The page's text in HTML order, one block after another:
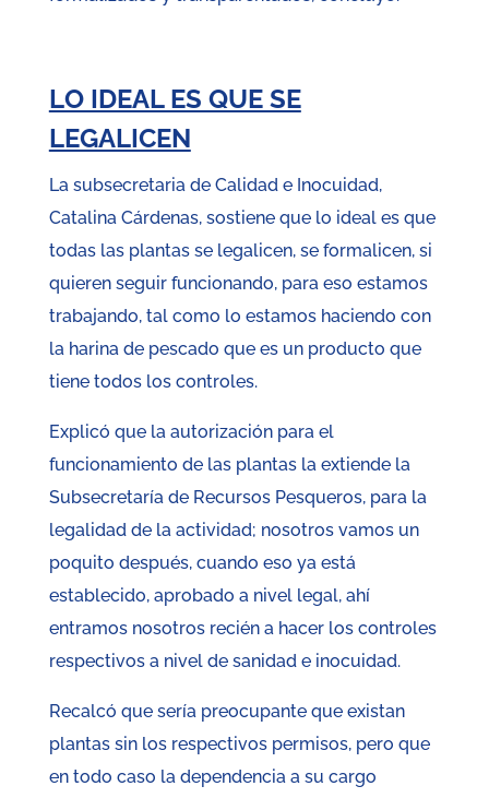
LO IDEAL ES QUE SE
LEGALICEN
La subsecretaria de Calidad e Inocuidad,
Catalina Cárdenas, sostiene que lo ideal es que
todas las plantas se legalicen, se formalicen, si
quieren seguir funcionando, para eso estamos
trabajando, tal como lo estamos haciendo con
la harina de pescado que es un producto que
tiene todos los controles.
Explicó que la autorización para el
funcionamiento de las plantas la extiende la
Subsecretaría de Recursos Pesqueros, para la
legalidad de la actividad; nosotros vamos un
poquito después, cuando eso ya está
establecido, aprobado a nivel legal, ahí
entramos nosotros recién a hacer los controles
respectivos a nivel de sanidad e inocuidad.
Recalcó que sería preocupante que existan
plantas sin los respectivos permisos, pero que
en todo caso la dependencia a su cargo